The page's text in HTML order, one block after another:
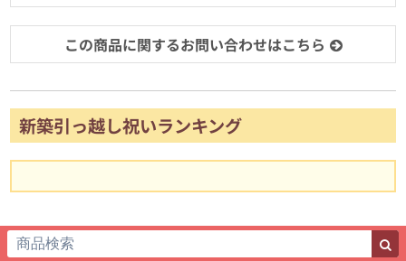
この商品に関するお問い合わせはこちら
新築引っ越し祝いランキング